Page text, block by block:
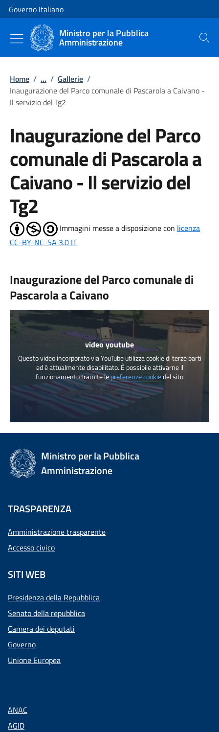
Vai al contenuto
Vai alla navigazione del sito
Governo Italiano
Ministro per la Pubblica
Amministrazione Cerca
Home / ... / Gallerie /
Inaugurazione del Parco comunale di Pascarola a Caivano -
Il servizio del Tg2
Inaugurazione del Parco
comunale di Pascarola a
Caivano - Il servizio del
Tg2
Immagini messe a disposizione con licenza
CC-BY-NC-SA 3.0 IT
Inaugurazione del Parco comunale di
Pascarola a Caivano
video youtube
Questo video incorporato via YouTube utilizza cookie di terze parti
ed è attualmente disabilitato. È possibile attivarne il
funzionamento tramite lepreferenze cookiedel sito
Ministro per la Pubblica
Amministrazione
TRASPARENZA
Amministrazione trasparente
Accesso civico
SITI WEB
Presidenza della Repubblica
Senato della repubblica
Camera dei deputati
Governo
Unione Europea
ANAC
AGID